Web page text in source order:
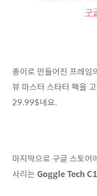
구
종이로 만들어진 프레임
뷰 마스터 스타터 팩을
29.99$네요.
마지막으로 구글 스토어
사리는 Goggle Tech